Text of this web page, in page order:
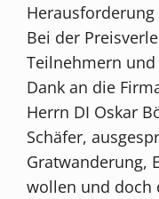
Bei der
Teilnehmern und
Dank an die
Herrn DI Oskar
Schäfer,
Gratwanderung,
wollen und doch